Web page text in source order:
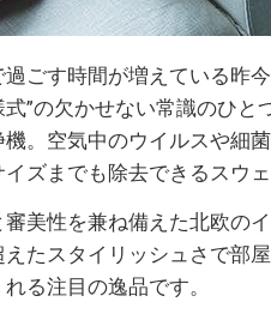
過ごす時間が増えている昨
式”の欠かせない常識のひ
機。空気中のウイルスや細
ズまでも除去できるスウ
審美性を兼ね備えた北欧の
えたスタイリッシュさで部
る注目の逸品です。